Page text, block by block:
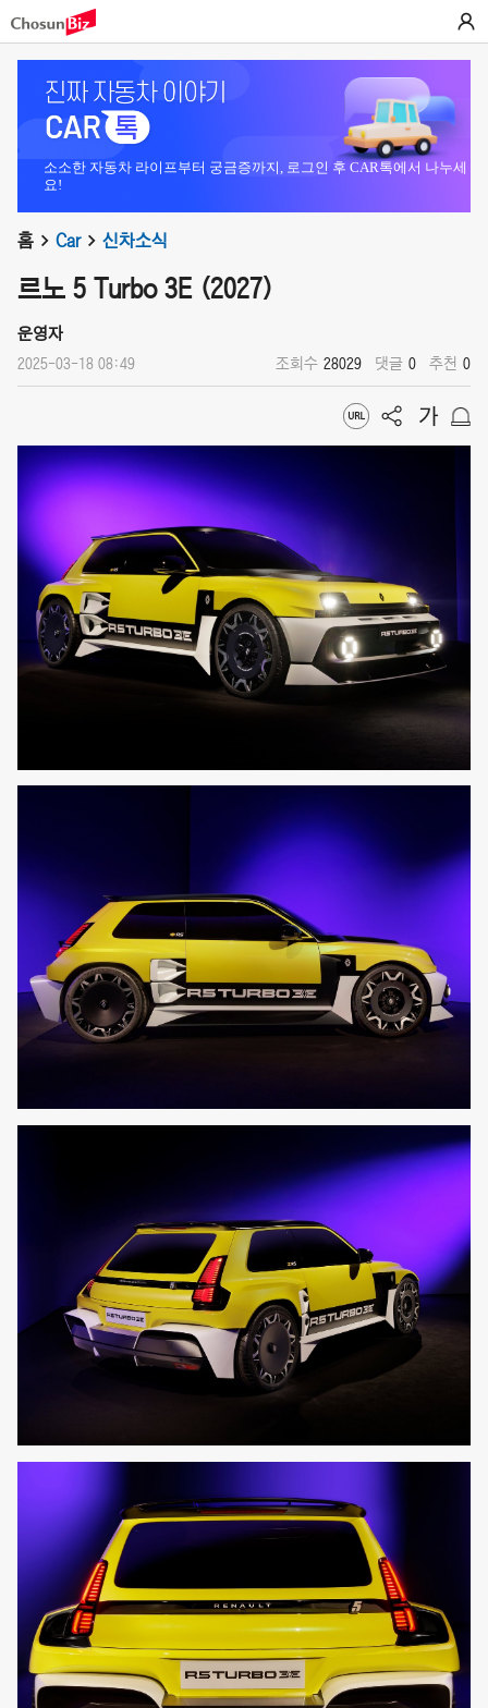
소소한 자동차 라이프부터 궁금증까지, 로그인 후 CAR톡에서 나누세
요!
홈 Car 신차소식
르노 5 Turbo 3E (2027)
운영자
2025-03-18 08:49 조회수 28029 댓글 0 추천 0